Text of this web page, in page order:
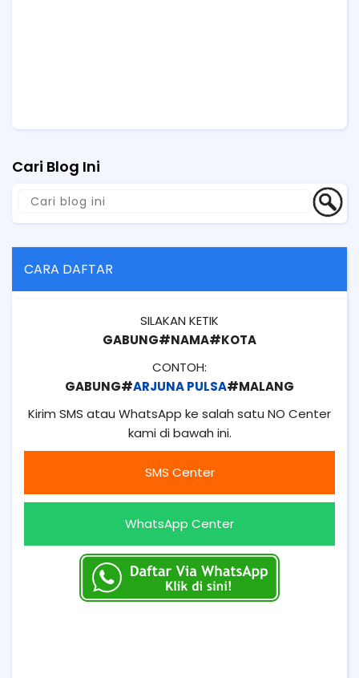
Cari Blog Ini
CARA DAFTAR
SILAKAN KETIK
GABUNG#NAMA#KOTA
CONTOH:
GABUNG#ARJUNA PULSA#MALANG
Kirim SMS atau WhatsApp ke salah satu NO Center
kami di bawah ini.
SMS Center
WhatsApp Center